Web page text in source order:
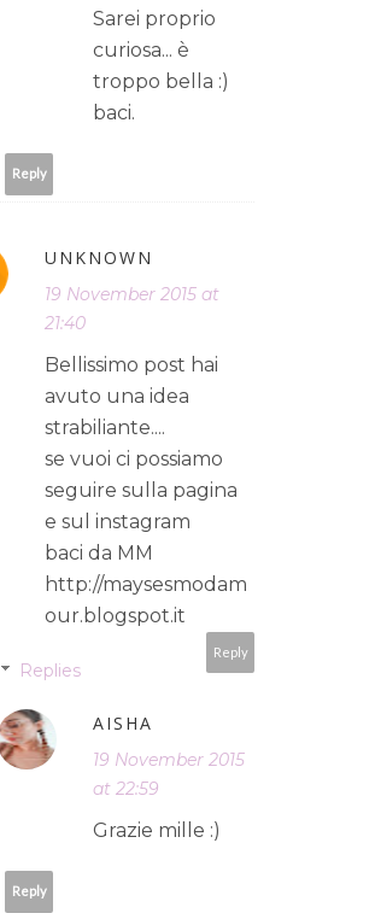
Sarei proprio
curiosa... è
troppo bella :)
baci.
Reply
UNKNOWN
19 November 2015 at
21:40
Bellissimo post hai
avuto una idea
strabiliante....
se vuoi ci possiamo
seguire sulla pagina
e sul instagram
baci da MM
http://maysesmodam
our.blogspot.it
Reply
Replies
AISHA
19 November 2015
at 22:59
Grazie mille :)
Reply